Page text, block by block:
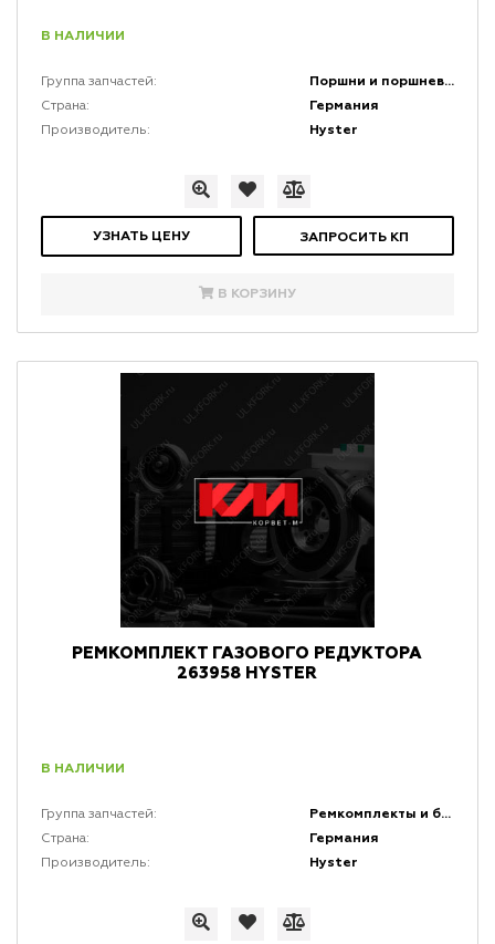
В НАЛИЧИИ
Группа запчастей: Поршни и поршневая группа двигателей
Страна: Германия
Производитель: Hyster
УЗНАТЬ ЦЕНУ ЗАПРОСИТЬ КП
В КОРЗИНУ
РЕМКОМПЛЕКТ ГАЗОВОГО РЕДУКТОРА
263958 HYSTER
В НАЛИЧИИ
Группа запчастей: Ремкомплекты и быстро изнашивающиеся резиновые части (БИРЧ)
Страна: Германия
Производитель: Hyster